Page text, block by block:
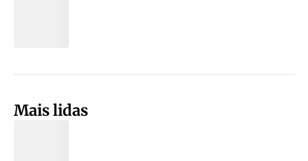
Mais lidas